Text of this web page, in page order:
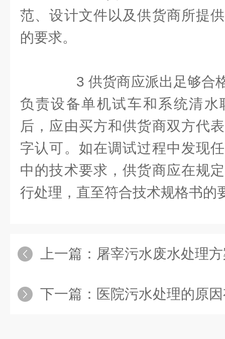
范、设计文件以及供货商所提
的要求。
3 供货商应派出足够合
负责设备单机试车和系统清
后，应由买方和供货商双方代
字认可。如在调试过程中发现
中的技术要求，供货商应在规
行处理，直至符合技术规格书的
上一篇： 屠宰污水废水处理
下一篇： 医院污水处理的原